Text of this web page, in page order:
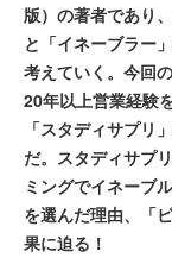
版）の著者であり
と「イネーブラー
考えていく。今回
20年以上営業経験
「スタディサプリ
だ。スタディサプ
ミングでイネーブ
を選んだ理由、「
果に迫る！